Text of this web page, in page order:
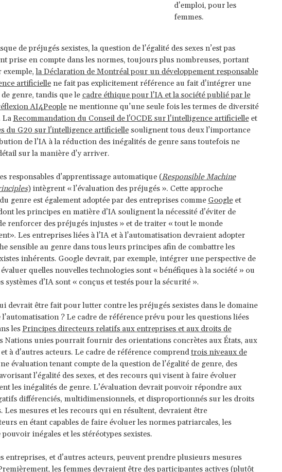
d’emploi, pour les
femmes.
de préjugés sexistes, la question de l’égalité des sexes n’est pas
prise en compte dans les normes, toujours plus nombreuses, portant
exemple,la Déclaration de Montréal pour un développement responsable
artificiellene fait pas explicitement référence au fait d’intégrer une
genre, tandis que le cadre éthique pour l’IA et la société publié par le
AI4Peoplene mentionne qu’une seule fois les termes de diversité
La Recommandation du Conseil de l'OCDE sur l’intelligence artificielleet
du G20 sur l'intelligence artificiellesoulignent tous deux l’importance
de l’IA à la réduction des inégalités de genre sans toutefois ne
sur la manière d’y arriver.
responsables d’apprentissage automatique (Responsible Machine
)intègrent « l’évaluation des préjugés ». Cette approche
genre est également adoptée par des entreprises comme Googleet
les principes en matière d’IA soulignent la nécessité d’éviter de
renforcer des préjugés injustes » et de traiter « tout le monde
Les entreprises liées à l’IA et à l’automatisation devraient adopter
sensible au genre dans tous leurs principes afin de combattre les
inhérents. Google devrait, par exemple, intégrer une perspective de
quelles nouvelles technologies sont « bénéfiques à la société » ou
systèmes d’IA sont « conçus et testés pour la sécurité ».
devrait être fait pour lutter contre les préjugés sexistes dans le domaine
l’automatisation ? Le cadre de référence prévu pour les questions liées
les Principes directeurs relatifs aux entreprises et aux droits de
Nations unies pourrait fournir des orientations concrètes aux États, aux
à d’autres acteurs. Le cadre de référence comprend trois niveaux de
évaluation tenant compte de la question de l’égalité de genre, des
l’égalité des sexes, et des recours qui visent à faire évoluer
les inégalités de genre. L’évaluation devrait pouvoir répondre aux
différenciés, multidimensionnels, et disproportionnés sur les droits
Les mesures et les recours qui en résultent, devraient être
en étant capables de faire évoluer les normes patriarcales, les
inégales et les stéréotypes sexistes.
entreprises, et d’autres acteurs, peuvent prendre plusieurs mesures
les femmes devraient être des participantes actives (plutôt